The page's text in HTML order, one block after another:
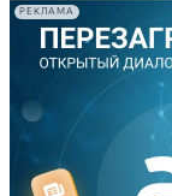
РЕКЛАМА